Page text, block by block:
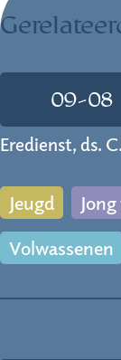
09-08
Eredienst, ds.
Jeugd
Volwassenen